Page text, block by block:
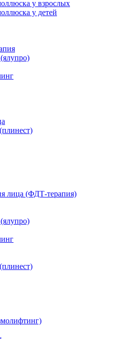
у взрослых
у детей
лица (ФДТ-терапия)